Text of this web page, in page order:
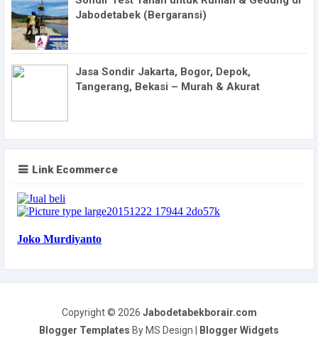
Jabodetabek (Bergaransi)
Jasa Sondir Jakarta, Bogor, Depok,
Tangerang, Bekasi – Murah & Akurat
Link Ecommerce
Copyright © 2026 Jabodetabekborair.com
Blogger Templates By MS Design | Blogger Widgets